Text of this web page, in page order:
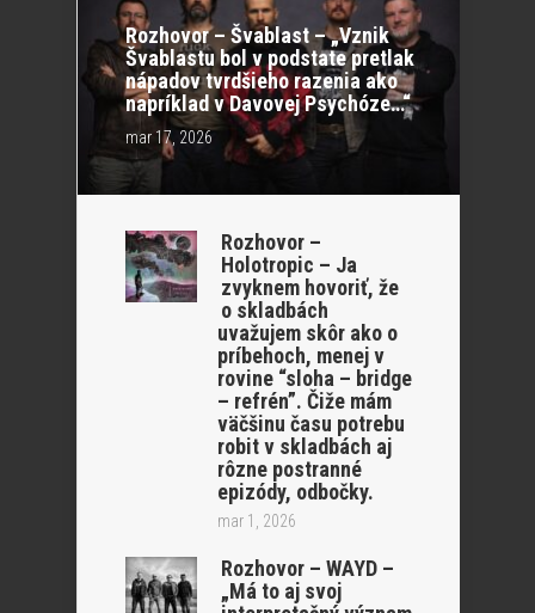
Rozhovor – Švablast – „Vznik
Švablastu bol v podstate pretlak
nápadov tvrdšieho razenia ako
napríklad v Davovej Psychóze…“
mar 17, 2026
Rozhovor –
Holotropic – Ja
zvyknem hovoriť, že
o skladbách
uvažujem skôr ako o
príbehoch, menej v
rovine “sloha – bridge
– refrén”. Čiže mám
väčšinu času potrebu
robit v skladbách aj
rôzne postranné
epizódy, odbočky.
mar 1, 2026
Rozhovor – WAYD –
„Má to aj svoj